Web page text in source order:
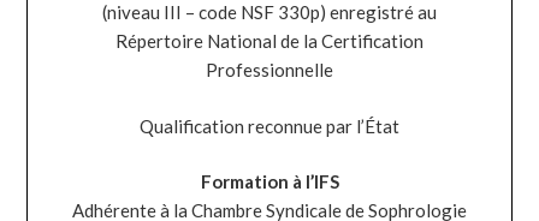
(niveau III – code NSF 330p) enregistré au
Répertoire National de la Certification
Professionnelle
Qualification reconnue par l’État
Formation à l’IFS
Adhérente à la Chambre Syndicale de Sophrologie